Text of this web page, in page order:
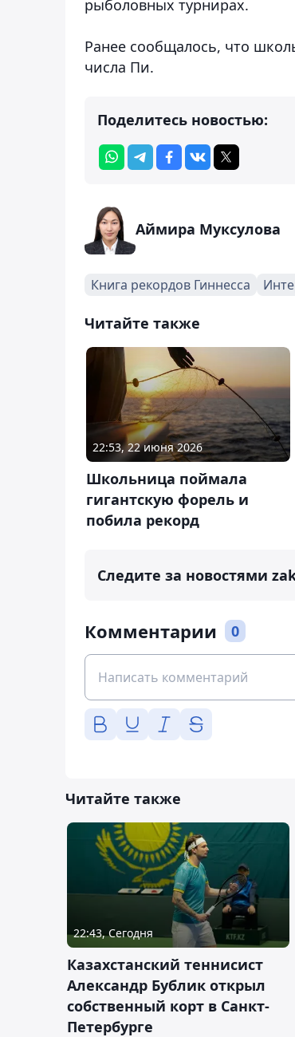
рыболовных турнирах.
Ранее сообщалось, что
числа Пи.
Поделитесь новостью:
Аймира Муксулова
Книга рекордов Гиннесса
Читайте также
22:53, 22 июня 2026
Школьница поймала
гигантскую форель и
побила рекорд
Следите за новостями
Комментарии 0
Читайте также
22:43, Сегодня
Казахстанский теннисист
Александр Бублик открыл
собственный корт в Санкт-
Петербурге